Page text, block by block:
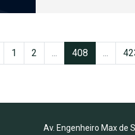
1 2 ... 408 ...
Av. Engenheiro Max de